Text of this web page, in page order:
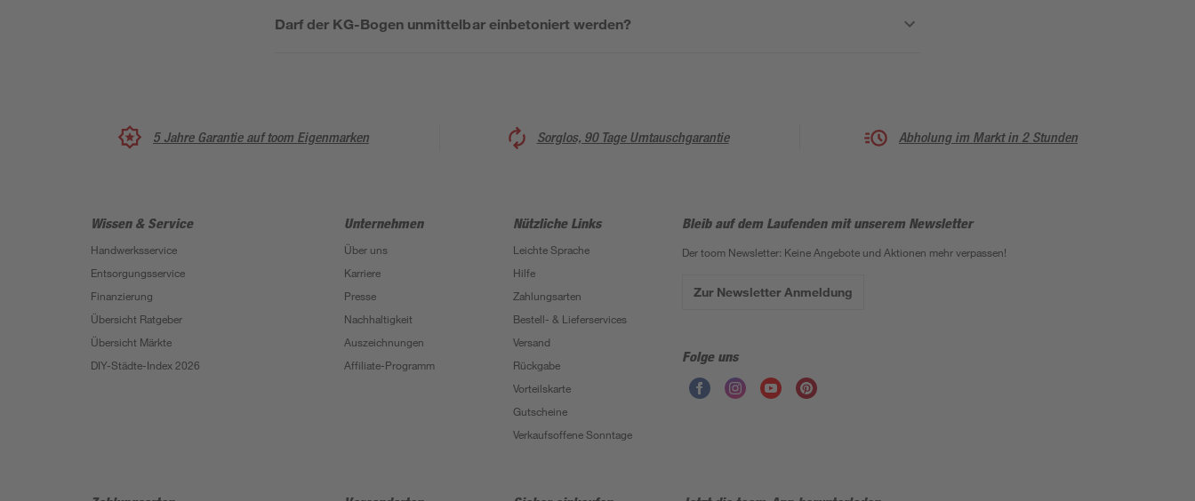
Darf der KG-Bogen unmittelbar einbetoniert werden?
5 Jahre Garantie auf toom Eigenmarken Sorglos, 90 Tage Umtauschgarantie Abholung im Markt in 2 Stunden
Wissen & Service
Handwerksservice
Entsorgungsservice
Finanzierung
Übersicht Ratgeber
Übersicht Märkte
DIY-Städte-Index 2026
Unternehmen
Über uns
Karriere
Presse
Nachhaltigkeit
Auszeichnungen
Affiliate-Programm
Nützliche Links
Leichte Sprache
Hilfe
Zahlungsarten
Bestell- & Lieferservices
Versand
Rückgabe
Vorteilskarte
Gutscheine
Verkaufsoffene Sonntage
Bleib auf dem Laufenden mit unserem Newsletter
Der toom Newsletter: Keine Angebote und Aktionen mehr verpassen!
Zur Newsletter Anmeldung
Folge uns